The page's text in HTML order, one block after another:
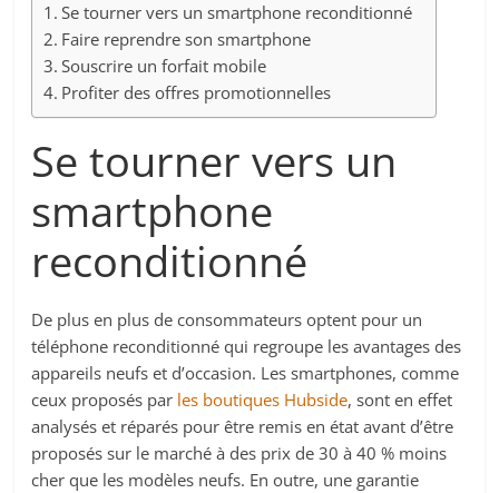
Se tourner vers un smartphone reconditionné
Faire reprendre son smartphone
Souscrire un forfait mobile
Profiter des offres promotionnelles
Se tourner vers un
smartphone
reconditionné
De plus en plus de consommateurs optent pour un
téléphone reconditionné qui regroupe les avantages des
appareils neufs et d’occasion. Les smartphones, comme
ceux proposés par les boutiques Hubside, sont en effet
analysés et réparés pour être remis en état avant d’être
proposés sur le marché à des prix de 30 à 40 % moins
cher que les modèles neufs. En outre, une garantie